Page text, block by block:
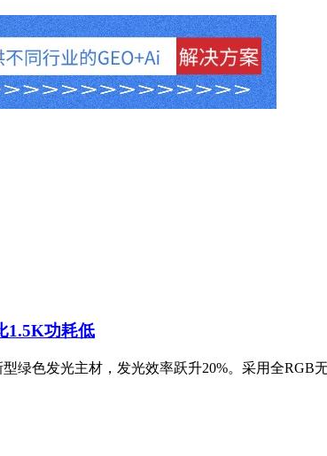
1.5K功耗低
绿色发光主材，发光效率跃升20%。采用全RGB